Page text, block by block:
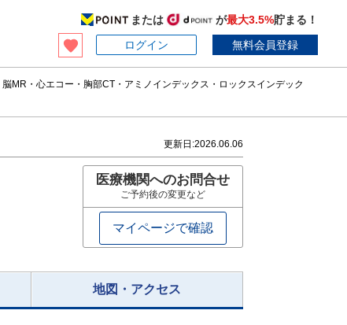
または が最大3.5%貯まる！
ログイン
無料会員登録
MR・心エコー・胸部CT・アミノインデックス・ロックスインデック
更新日:2026.06.06
医療機関へのお問合せ
ご予約後の変更など
マイページで確認
地図・アクセス